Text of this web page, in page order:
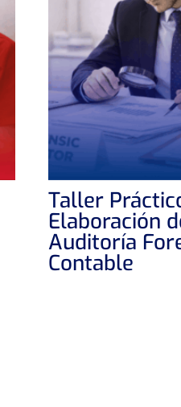
Taller
Elaboración
Auditoría
Contable